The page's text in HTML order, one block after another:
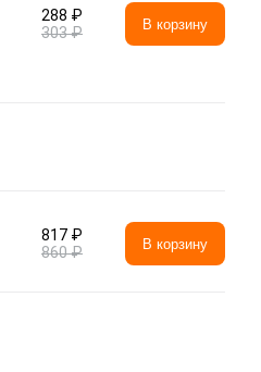
288 ₽
303 ₽
В корзину
817 ₽
860 ₽
В корзину